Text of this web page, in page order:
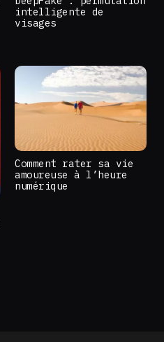
intelligente de
visages
Comment rater sa vie
amoureuse à l’heure
numérique